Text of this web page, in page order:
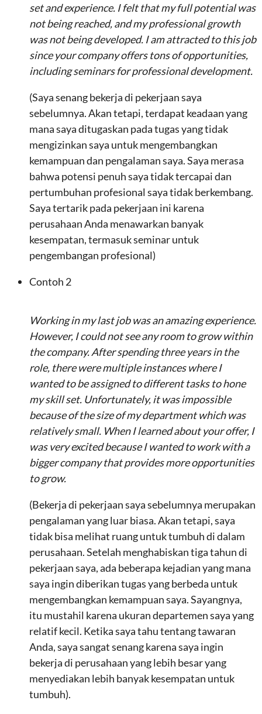
set and experience. I felt that my full potential was
not being reached, and my professional growth
was not being developed. I am attracted to this job
since your company offers tons of opportunities,
including seminars for professional development.
(Saya senang bekerja di pekerjaan saya
sebelumnya. Akan tetapi, terdapat keadaan yang
mana saya ditugaskan pada tugas yang tidak
mengizinkan saya untuk mengembangkan
kemampuan dan pengalaman saya. Saya merasa
bahwa potensi penuh saya tidak tercapai dan
pertumbuhan profesional saya tidak berkembang.
Saya tertarik pada pekerjaan ini karena
perusahaan Anda menawarkan banyak
kesempatan, termasuk seminar untuk
pengembangan profesional)
Contoh 2
Working in my last job was an amazing experience.
However, I could not see any room to grow within
the company. After spending three years in the
role, there were multiple instances where I
wanted to be assigned to different tasks to hone
my skill set. Unfortunately, it was impossible
because of the size of my department which was
relatively small. When I learned about your offer, I
was very excited because I wanted to work with a
bigger company that provides more opportunities
to grow.
(Bekerja di pekerjaan saya sebelumnya merupakan
pengalaman yang luar biasa. Akan tetapi, saya
tidak bisa melihat ruang untuk tumbuh di dalam
perusahaan. Setelah menghabiskan tiga tahun di
pekerjaan saya, ada beberapa kejadian yang mana
saya ingin diberikan tugas yang berbeda untuk
mengembangkan kemampuan saya. Sayangnya,
itu mustahil karena ukuran departemen saya yang
relatif kecil. Ketika saya tahu tentang tawaran
Anda, saya sangat senang karena saya ingin
bekerja di perusahaan yang lebih besar yang
menyediakan lebih banyak kesempatan untuk
tumbuh).